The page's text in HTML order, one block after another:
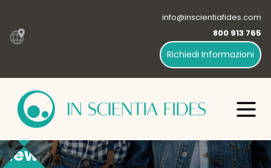
info@inscientiafides.com
800 913 765
Richiedi Informazioni
News